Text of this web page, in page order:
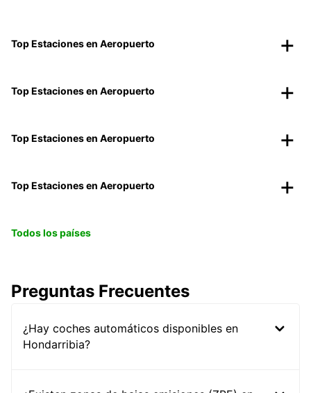
Top Estaciones en Aeropuerto
Top Estaciones en Aeropuerto
Top Estaciones en Aeropuerto
Top Estaciones en Aeropuerto
Todos los países
Preguntas Frecuentes
¿Hay coches automáticos disponibles en
Hondarribia?